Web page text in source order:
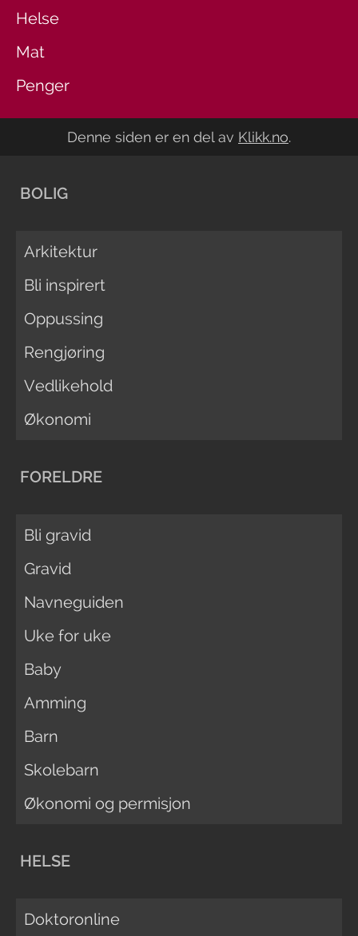
Helse
Mat
Penger
Denne siden er en del av Klikk.no.
BOLIG
Arkitektur
Bli inspirert
Oppussing
Rengjøring
Vedlikehold
Økonomi
FORELDRE
Bli gravid
Gravid
Navneguiden
Uke for uke
Baby
Amming
Barn
Skolebarn
Økonomi og permisjon
HELSE
Doktoronline